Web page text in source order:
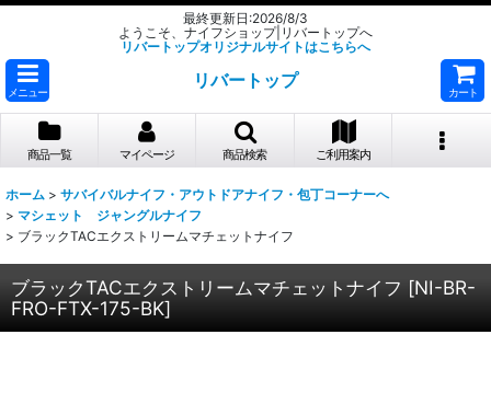
最終更新日:2026/8/3
ようこそ、ナイフショップ|リバートップへ
リバートップオリジナルサイトはこちらへ
メニュー
リバートップ
カート
商品一覧 マイページ 商品検索 ご利用案内
ホーム > サバイバルナイフ・アウトドアナイフ・包丁コーナーへ
> マシェット ジャングルナイフ
> ブラックTACエクストリームマチェットナイフ
ブラックTACエクストリームマチェットナイフ [NI-BR-
FRO-FTX-175-BK]